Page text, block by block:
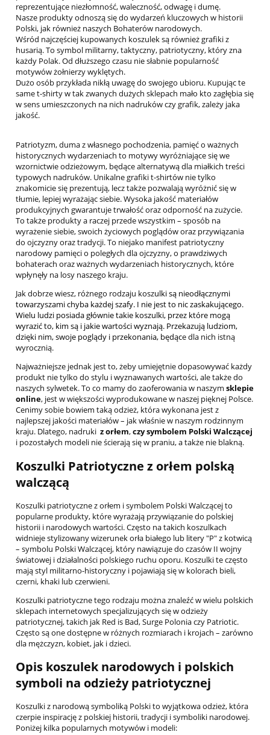
reprezentujące niezłomność, waleczność, odwagę i dumę.
Nasze produkty odnoszą się do wydarzeń kluczowych w historii
Polski, jak również naszych Bohaterów narodowych.
Wśród najczęściej kupowanych koszulek są również grafiki z
husarią. To symbol militarny, taktyczny, patriotyczny, który zna
każdy Polak. Od dłuższego czasu nie słabnie popularność
motywów żołnierzy wyklętych.
Dużo osób przykłada nikłą uwagę do swojego ubioru. Kupując te
same t-shirty w tak zwanych dużych sklepach mało kto zagłębia się
w sens umieszczonych na nich nadruków czy grafik, zależy jaka
jakość.
Patriotyzm, duma z własnego pochodzenia, pamięć o ważnych
historycznych wydarzeniach to motywy wyróżniające się we
wzornictwie odzieżowym, będące alternatywą dla miałkich treści
typowych nadruków. Unikalne grafiki t-shirtów nie tylko
znakomicie się prezentują, lecz także pozwalają wyróżnić się w
tłumie, lepiej wyrażając siebie. Wysoka jakość materiałów
produkcyjnych gwarantuje trwałość oraz odporność na zużycie.
To także produkty a raczej przede wszystkim – sposób na
wyrażenie siebie, swoich życiowych poglądów oraz przywiązania
do ojczyzny oraz tradycji. To niejako manifest patriotyczny
narodowy pamięci o poległych dla ojczyzny, o prawdziwych
bohaterach oraz ważnych wydarzeniach historycznych, które
wpłynęły na losy naszego kraju.
Jak dobrze wiesz, różnego rodzaju koszulki są nieodłącznymi
towarzyszami chyba każdej szafy. I nie jest to nic zaskakującego.
Wielu ludzi posiada głównie takie koszulki, przez które mogą
wyrazić to, kim są i jakie wartości wyznają. Przekazują ludziom,
dzięki nim, swoje poglądy i przekonania, będące dla nich istną
wyrocznią.
Najważniejsze jednak jest to, żeby umiejętnie dopasowywać każdy
produkt nie tylko do stylu i wyznawanych wartości, ale także do
naszych sylwetek. To co mamy do zaoferowania w naszym sklepie
online, jest w większości wyprodukowane w naszej pięknej Polsce.
Cenimy sobie bowiem taką odzież, która wykonana jest z
najlepszej jakości materiałów – jak właśnie w naszym rodzinnym
kraju. Dlatego, nadruki z orłem,czy symbolem Polski Walczącej
i pozostałych modeli nie ścierają się w praniu, a także nie blakną.
Koszulki Patriotyczne z orłem polską
walczącą
Koszulki patriotyczne z orłem i symbolem Polski Walczącej to
popularne produkty, które wyrażają przywiązanie do polskiej
historii i narodowych wartości. Często na takich koszulkach
widnieje stylizowany wizerunek orła białego lub litery "P" z kotwicą
– symbolu Polski Walczącej, który nawiązuje do czasów II wojny
światowej i działalności polskiego ruchu oporu. Koszulki te często
mają styl militarno-historyczny i pojawiają się w kolorach bieli,
czerni, khaki lub czerwieni.
Koszulki patriotyczne tego rodzaju można znaleźć w wielu polskich
sklepach internetowych specjalizujących się w odzieży
patriotycznej, takich jak Red is Bad, Surge Polonia czy Patriotic.
Często są one dostępne w różnych rozmiarach i krojach – zarówno
dla mężczyzn, kobiet, jak i dzieci.
Opis koszulek narodowych i polskich
symboli na odzieży patriotycznej
Koszulki z narodową symboliką Polski to wyjątkowa odzież, która
czerpie inspirację z polskiej historii, tradycji i symboliki narodowej.
Poniżej kilka popularnych motywów i modeli: